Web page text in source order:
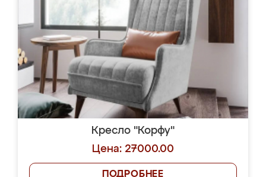
Кресло "Корфу"
Цена: 27000.00
ПОДРОБНЕЕ